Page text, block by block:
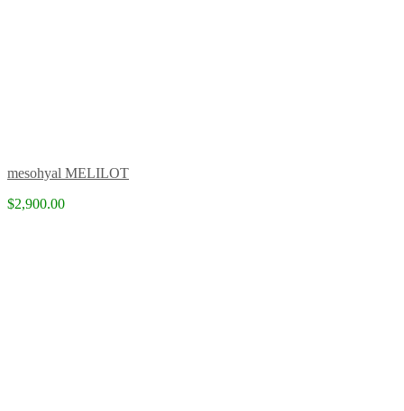
mesohyal MELILOT
$2,900.00